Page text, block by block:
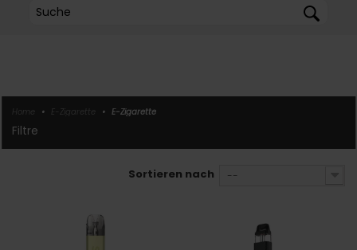
Home • E-Zigarette • E-Zigarette
filtre
Sortieren nach --